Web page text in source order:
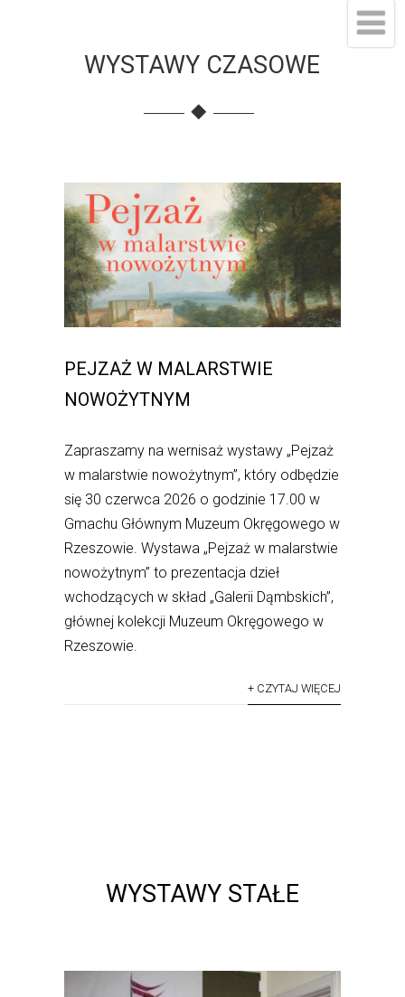
WYSTAWY CZASOWE
PEJZAŻ W MALARSTWIE
NOWOŻYTNYM
Zapraszamy na wernisaż wystawy „Pejzaż
w malarstwie nowożytnym”, który odbędzie
się 30 czerwca 2026 o godzinie 17.00 w
Gmachu Głównym Muzeum Okręgowego w
Rzeszowie. Wystawa „Pejzaż w malarstwie
nowożytnym” to prezentacja dzieł
wchodzących w skład „Galerii Dąmbskich”,
głównej kolekcji Muzeum Okręgowego w
Rzeszowie.
+ CZYTAJ WIĘCEJ
WYSTAWY STAŁE